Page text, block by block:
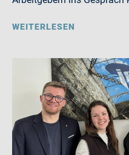
WEITERLESEN